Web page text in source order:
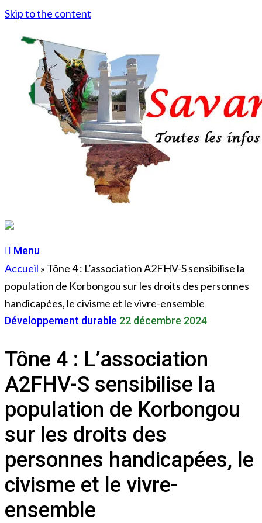
Skip to the content
Menu
Accueil » Tône 4 : L’association A2FHV-S sensibilise la
population de Korbongou sur les droits des personnes
handicapées, le civisme et le vivre-ensemble
Développement durable 22 décembre 2024
Tône 4 : L’association
A2FHV-S sensibilise la
population de Korbongou
sur les droits des
personnes handicapées, le
civisme et le vivre-
ensemble